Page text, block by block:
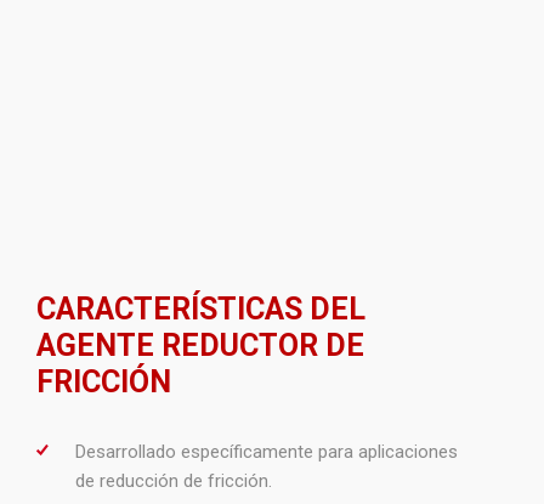
CARACTERÍSTICAS DEL
AGENTE REDUCTOR DE
FRICCIÓN
Desarrollado específicamente para aplicaciones
de reducción de fricción.